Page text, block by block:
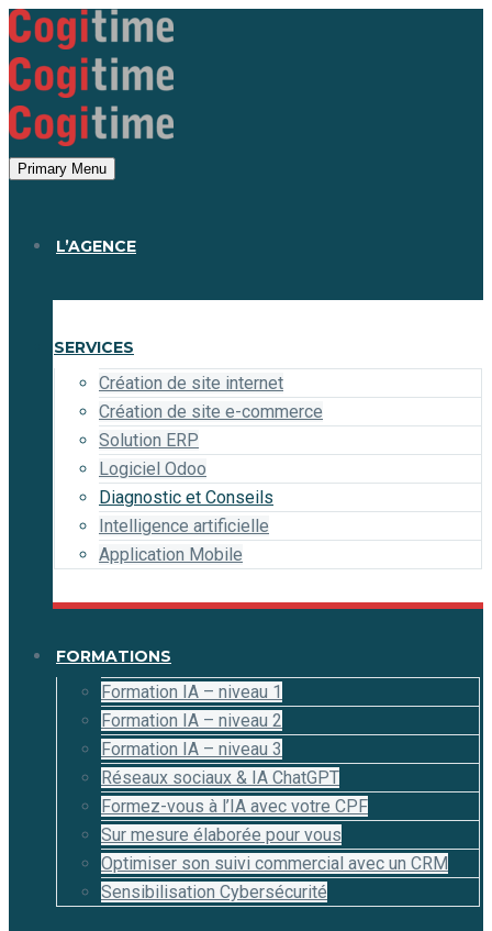
Primary Menu
L’AGENCE
SERVICES
Création de site internet
Création de site e-commerce
Solution ERP
Logiciel Odoo
Diagnostic et Conseils
Intelligence artificielle
Application Mobile
FORMATIONS
Formation IA – niveau 1
Formation IA – niveau 2
Formation IA – niveau 3
Réseaux sociaux & IA ChatGPT
Formez-vous à l’IA avec votre CPF
Sur mesure élaborée pour vous
Optimiser son suivi commercial avec un CRM
Sensibilisation Cybersécurité
Panneau de gestion des cookies